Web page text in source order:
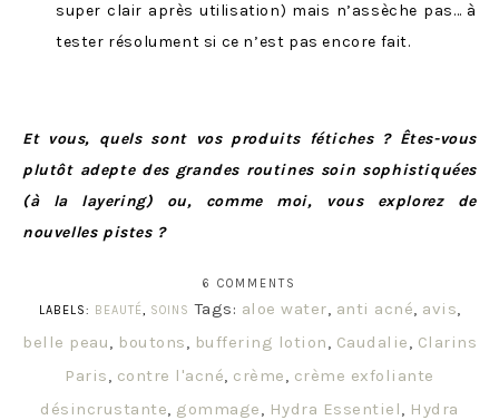
super clair après utilisation) mais n’assèche pas… à
tester résolument si ce n’est pas encore fait.
Et vous, quels sont vos produits fétiches ? Êtes-vous
plutôt adepte des grandes routines soin sophistiquées
(à la layering) ou, comme moi, vous explorez de
nouvelles pistes ?
6 COMMENTS
LABELS: BEAUTÉ, SOINS Tags: aloe water, anti acné, avis,
belle peau, boutons, buffering lotion, Caudalie, Clarins
Paris, contre l'acné, crème, crème exfoliante
désincrustante, gommage, Hydra Essentiel, Hydra